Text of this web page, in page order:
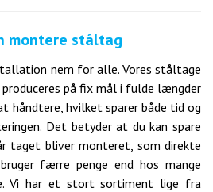
montere ståltag
nem for alle. Vores ståltage
på fix mål i fulde længder
håndtere, hvilket sparer både tid og
Det betyder at du kan spare
taget bliver monteret, som direkte
færre penge end hos mange
Vi har et stort sortiment lige fra